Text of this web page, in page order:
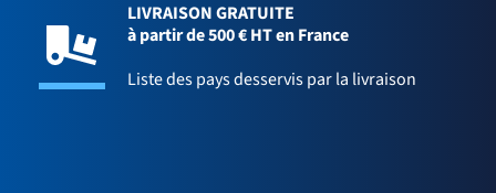
LIVRAISON GRATUITE
à partir de 500 € HT en France
Liste des pays desservis par la livraison